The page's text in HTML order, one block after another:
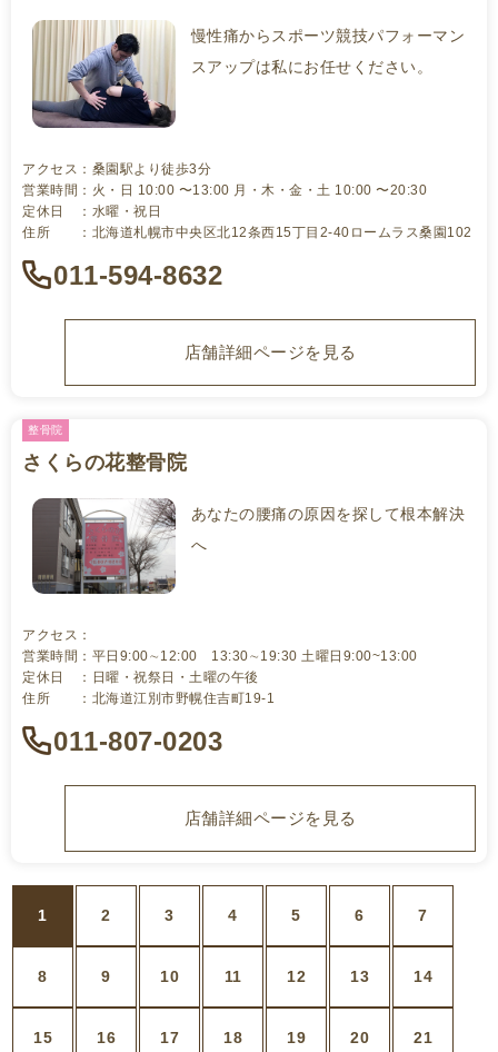
慢性痛からスポーツ競技パフォーマン
スアップは私にお任せください。
アクセス：桑園駅より徒歩3分
営業時間：火・日 10:00 〜13:00 月・木・金・土 10:00 〜20:30
定休日 ：水曜・祝日
住所 ：北海道札幌市中央区北12条西15丁目2-40ロームラス桑園102
011-594-8632
店舗詳細ページを見る
さくらの花整骨院
整骨院
あなたの腰痛の原因を探して根本解決
へ
アクセス：
営業時間：平日9:00∼12:00 13:30∼19:30 土曜日9:00~13:00
定休日 ：日曜・祝祭日・土曜の午後
住所 ：北海道江別市野幌住吉町19-1
011-807-0203
店舗詳細ページを見る
1 2 3 4 5 6 7
8 9 10 11 12 13 14
15 16 17 18 19 20 21